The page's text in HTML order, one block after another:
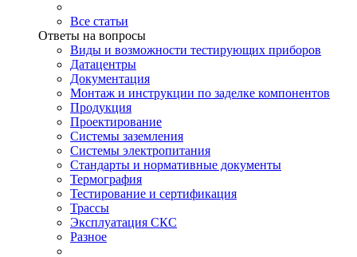
Все статьи
Ответы на вопросы
Виды и возможности тестирующих приборов
Датацентры
Документация
Монтаж и инструкции по заделке компонентов
Продукция
Проектирование
Системы заземления
Системы электропитания
Стандарты и нормативные документы
Термография
Тестирование и сертификация
Трассы
Эксплуатация СКС
Разное